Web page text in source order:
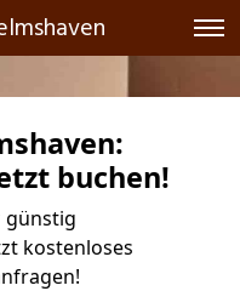
buchen!
günstig
kostenloses